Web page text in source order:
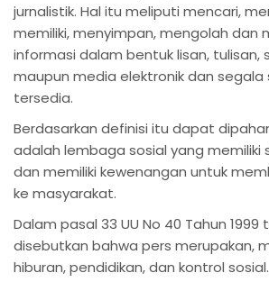
jurnalistik. Hal itu meliputi mencari,
memiliki, menyimpan, mengolah dan
informasi dalam bentuk lisan, tulisan,
maupun media elektronik dan segala
tersedia.
Berdasarkan definisi itu dapat
adalah lembaga sosial yang memiliki
dan memiliki kewenangan untuk
ke masyarakat.
Dalam pasal 33 UU No 40 Tahun
disebutkan bahwa pers merupakan,
hiburan, pendidikan, dan kontrol sosial.